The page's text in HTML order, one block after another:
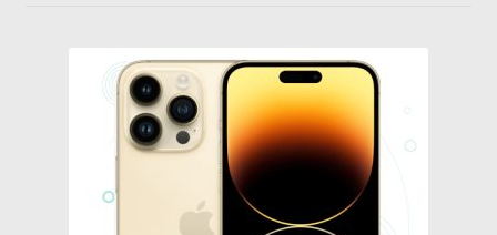
الطابعات وأجهزة العرض
الإنترنت والشبكات
الاكسسوارات